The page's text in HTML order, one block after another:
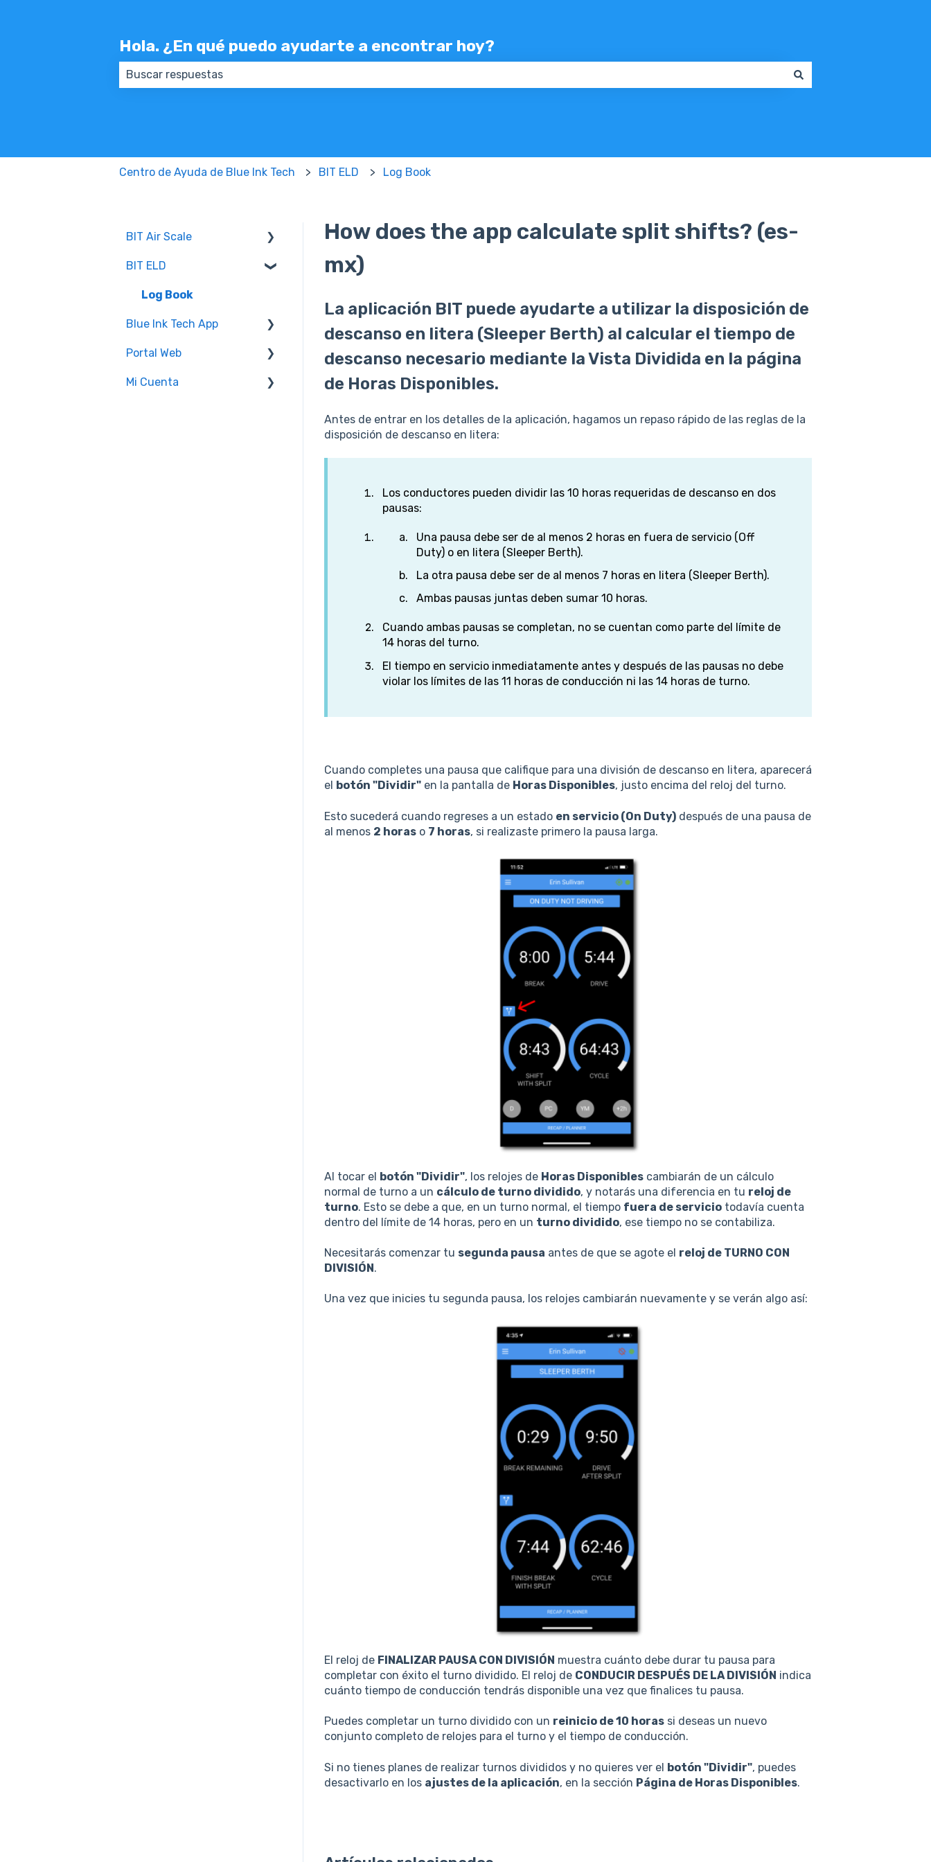
Hola. ¿En qué puedo ayudarte a encontrar hoy?
Centro de Ayuda de Blue Ink Tech BIT ELD Log Book
How does the app calculate split shifts? (es-
mx)
La aplicación BIT puede ayudarte a utilizar la disposición de
descanso en litera (Sleeper Berth) al calcular el tiempo de
descanso necesario mediante la Vista Dividida en la página
de Horas Disponibles.
Antes de entrar en los detalles de la aplicación, hagamos un repaso rápido de las reglas de la
disposición de descanso en litera:
Los conductores pueden dividir las 10 horas requeridas de descanso en dos
pausas:
Una pausa debe ser de al menos 2 horas en fuera de servicio (Off
Duty) o en litera (Sleeper Berth).
La otra pausa debe ser de al menos 7 horas en litera (Sleeper Berth).
Ambas pausas juntas deben sumar 10 horas.
Cuando ambas pausas se completan, no se cuentan como parte del límite de
14 horas del turno.
El tiempo en servicio inmediatamente antes y después de las pausas no debe
violar los límites de las 11 horas de conducción ni las 14 horas de turno.
Cuando completes una pausa que califique para una división de descanso en litera, aparecerá
el botón "Dividir"en la pantalla de Horas Disponibles, justo encima del reloj del turno.
Esto sucederá cuando regreses a un estado en servicio (On Duty)después de una pausa de
al menos 2 horaso 7 horas, si realizaste primero la pausa larga.
Al tocar el botón "Dividir", los relojes de Horas Disponiblescambiarán de un cálculo
normal de turno a un cálculo de turno dividido, y notarás una diferencia en tu reloj de
turno. Esto se debe a que, en un turno normal, el tiempo fuera de serviciotodavía cuenta
dentro del límite de 14 horas, pero en un turno dividido, ese tiempo no se contabiliza.
Necesitarás comenzar tu segunda pausa antes de que se agote el reloj de TURNO CON
DIVISIÓN.
Una vez que inicies tu segunda pausa, los relojes cambiarán nuevamente y se verán algo así:
El reloj de FINALIZAR PAUSA CON DIVISIÓN muestra cuánto debe durar tu pausa para
completar con éxito el turno dividido. El reloj de CONDUCIR DESPUÉS DE LA DIVISIÓN indica
cuánto tiempo de conducción tendrás disponible una vez que finalices tu pausa.
Puedes completar un turno dividido con un reinicio de 10 horassi deseas un nuevo
conjunto completo de relojes para el turno y el tiempo de conducción.
Si no tienes planes de realizar turnos divididos y no quieres ver el botón "Dividir", puedes
desactivarlo en los ajustes de la aplicación, en la sección Página de Horas Disponibles.
BIT Air Scale
Configuración
BIT ELD
Log Book
Blue Ink Tech App
Mensajes de "Unresolved
Portal Web
Administrador(a)
Mi Cuenta